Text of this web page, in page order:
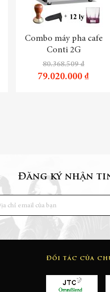
Combo máy pha cafe
Conti 2G
80.368.509 ₫
79.020.000 ₫
Đăng ký nhận
Đối tác của